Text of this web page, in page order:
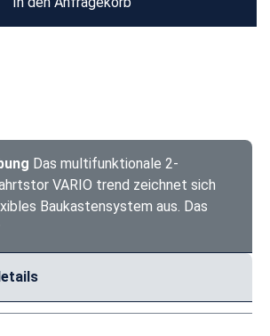
Das multifunktionale 2-
VARIO trend zeichnet sich
Baukastensystem aus. Das